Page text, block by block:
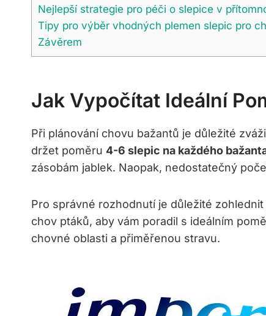
Nejlepší strategie pro péči o slepice v
Tipy pro výběr vhodných plemen slepic pro
Závěrem
Jak Vypočítat Ideální
Při plánování chovu bažantů je důležité
držet poměru 4-6 slepic na každého
zásobám jablek. Naopak, nedostatečný
Pro správné rozhodnutí je důležité
chov ptáků, aby vám poradil s ideálním
chovné oblasti a přiměřenou stravu.